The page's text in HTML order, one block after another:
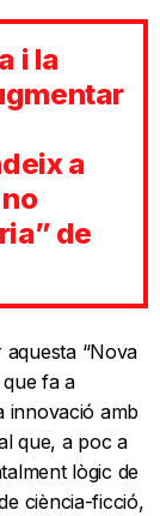
i la
a
de
“Nova
fa a
innovació amb
que, a poc a
lògic de
ciència-ficció,